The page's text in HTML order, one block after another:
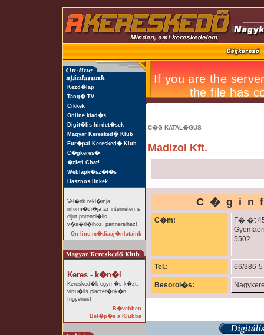
Kezd�lap
Tang� TV
Cikkek
Online kiad�s
Digit�lis hirdet�sek
Magyar Keresked� Klub
Eur�pai Keresked� Klub
C�gkeres�
�zleti Chat!
Weblapk�sz�t�s
Hasznos linkek
Vel�nk rekl�mja,
inform�ci�ja az interneten is
eljut potenci�lis
v�s�rl�ihoz, partnereihez!
On-line m�diaaj�nlataink
Keres - k�n�l
Keresked�k egym�s k�zt,
virtu�lis piacter�nk�n.
Ingyenes!
B�vebben
Bel�p�s a Klubba
C�G KATAL�GUS
Madizol Kft.
C�m:
F� �t
5502
Tel.: 66/386-
Besorol�s: